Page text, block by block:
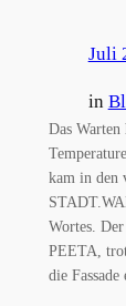
Juli
in
Das
kam in den
Wortes.
PEETA,
die Fassade